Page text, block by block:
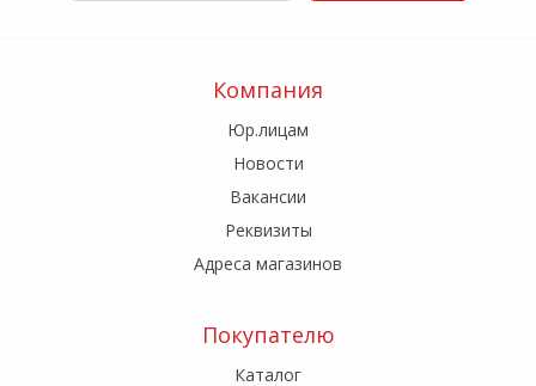
Компания
Юр.лицам
Новости
Вакансии
Реквизиты
Адреса магазинов
Покупателю
Каталог